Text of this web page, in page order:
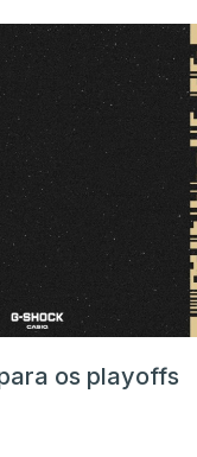
os playoffs